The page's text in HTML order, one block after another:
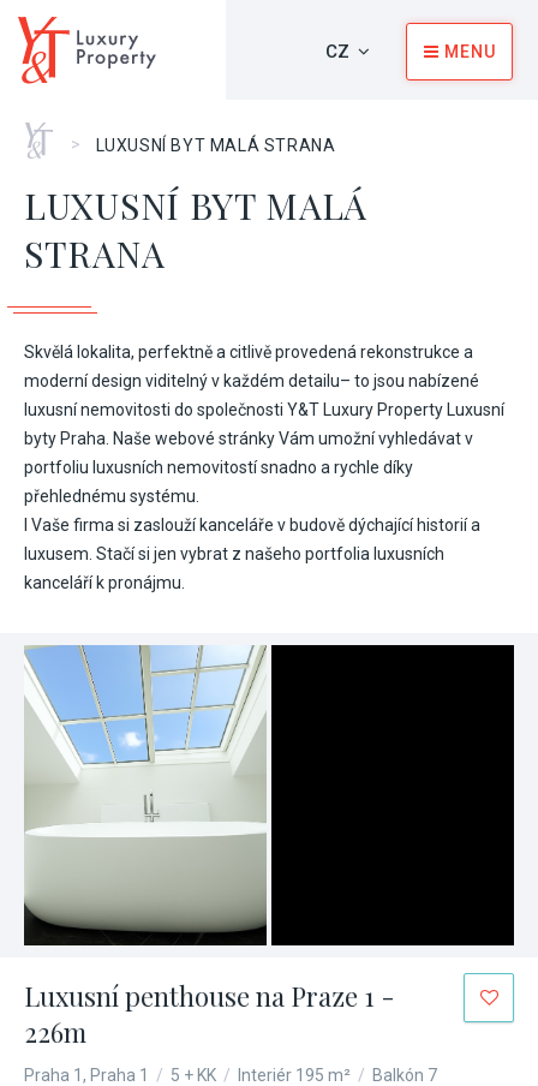
CZ MENU
Home
> LUXUSNÍ BYT MALÁ STRANA
LUXUSNÍ BYT MALÁ
STRANA
Skvělá lokalita, perfektně a citlivě provedená rekonstrukce a
moderní design viditelný v každém detailu– to jsou nabízené
luxusní nemovitosti do společnosti Y&T Luxury Property Luxusní
byty Praha. Naše webové stránky Vám umožní vyhledávat v
portfoliu luxusních nemovitostí snadno a rychle díky
přehlednému systému.
I Vaše firma si zaslouží kanceláře v budově dýchající historií a
luxusem. Stačí si jen vybrat z našeho portfolia luxusních
kanceláří k pronájmu.
Luxusní penthouse na Praze 1 -
226m
Praha 1, Praha 1 / 5 + KK / Interiér 195 m² / Balkón 7